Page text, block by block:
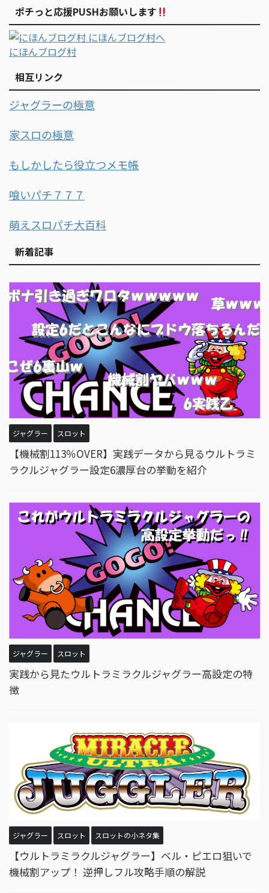
ポチっと応援PUSHお願いします
にほんブログ村
相互リンク
ジャグラーの極意
家スロの極意
もしかしたら役立つメモ帳
喰いパチ７７７
萌えスロパチ大百科
新着記事
ジャグラー スロット
【機械割113％OVER】実践データから見るウルトラミ
ラクルジャグラー設定6濃厚台の挙動を紹介
ジャグラー スロット
実践から見たウルトラミラクルジャグラー高設定の特
徴
ジャグラー スロット スロットの小ネタ集
【ウルトラミラクルジャグラー】ベル・ピエロ狙いで
機械割アップ！ 逆押しフル攻略手順の解説